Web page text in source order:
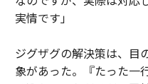
実情です」
ジグザグの解決策は、目
象があった。『たった一